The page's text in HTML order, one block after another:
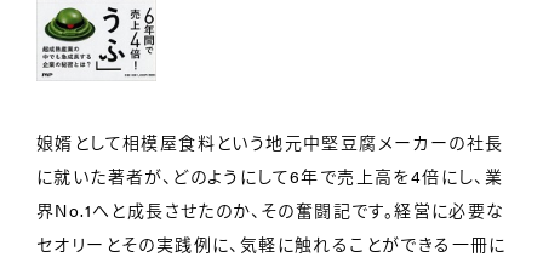
娘婿として相模屋食料という地元中堅豆腐メーカーの社長
に就いた著者が、どのようにして6年で売上高を4倍にし、業
界No.1へと成長させたのか、その奮闘記です。経営に必要な
セオリーとその実践例に、気軽に触れることができる一冊に